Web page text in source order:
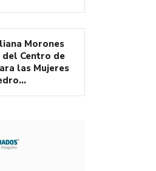
Morones
del Centro de
las Mujeres